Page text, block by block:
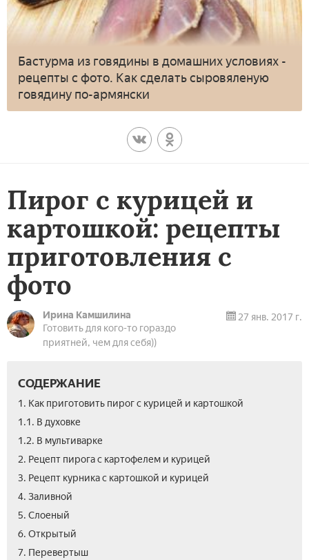
Бастурма из говядины в домашних условиях -
рецепты с фото. Как сделать сыровяленую
говядину по-армянски
Пирог с курицей и
картошкой: рецепты
приготовления с
фото
Ирина Камшилина
Готовить для кого-то гораздо
приятней, чем для себя))
27 янв. 2017 г.
СОДЕРЖАНИЕ
1. Как приготовить пирог с курицей и картошкой
1.1. В духовке
1.2. В мультиварке
2. Рецепт пирога с картофелем и курицей
3. Рецепт курника с картошкой и курицей
4. Заливной­
5. Слоеный
6. Открытый
7. Перевертыш